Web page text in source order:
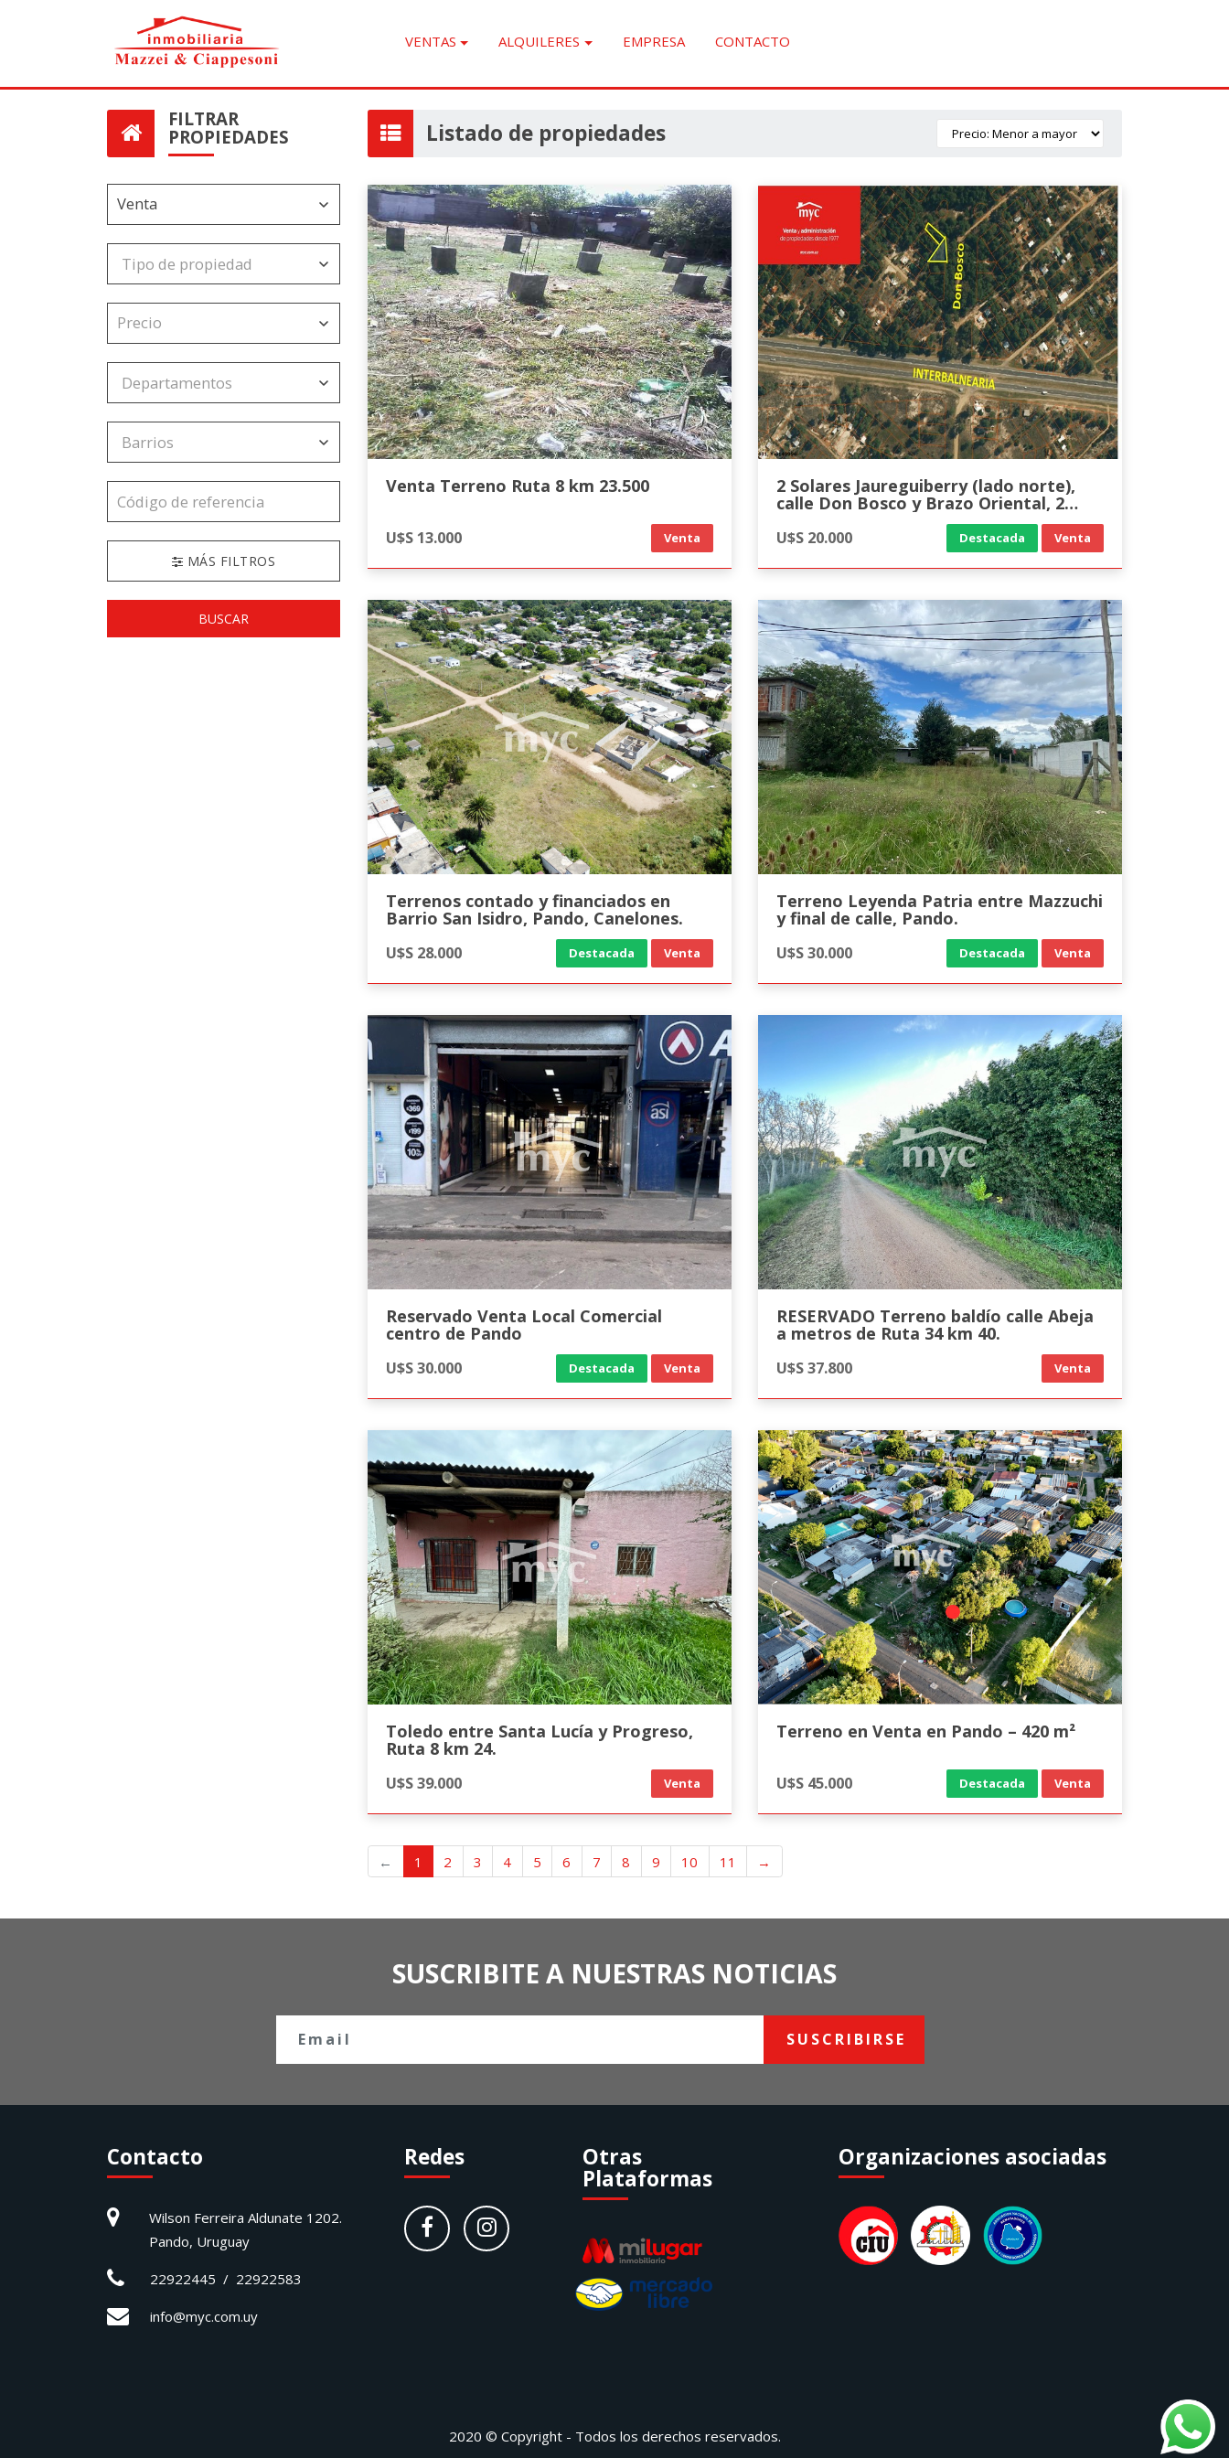
VENTAS ALQUILERES EMPRESA CONTACTO
FILTRAR
PROPIEDADES
MÁS FILTROS
BUSCAR
Listado de propiedades
Venta Terreno Ruta 8 km 23.500
U$S 13.000 Venta
2 Solares Jaureguiberry (lado norte),
calle Don Bosco y Brazo Oriental, 2
U$S 20.000 Destacada Venta
Terrenos contado y financiados en
Barrio San Isidro, Pando, Canelones.
U$S 28.000 Destacada Venta
Terreno Leyenda Patria entre Mazzuchi
y final de calle, Pando.
U$S 30.000 Destacada Venta
Reservado Venta Local Comercial
centro de Pando
U$S 30.000 Destacada Venta
RESERVADO Terreno baldío calle Abeja
a metros de Ruta 34 km 40.
U$S 37.800 Venta
Toledo entre Santa Lucía y Progreso,
Ruta 8 km 24.
U$S 39.000 Venta
Terreno en Venta en Pando – 420 m²
U$S 45.000 Destacada Venta
← 1 2 3 4 5 6 7 8 9 10 11 →
SUSCRIBITE A NUESTRAS NOTICIAS
SUSCRIBIRSE
Contacto
Wilson Ferreira Aldunate 1202.
Pando, Uruguay
22922445 / 22922583
info@myc.com.uy
Redes Otras
Plataformas
Organizaciones asociadas
2020 © Copyright - Todos los derechos reservados.